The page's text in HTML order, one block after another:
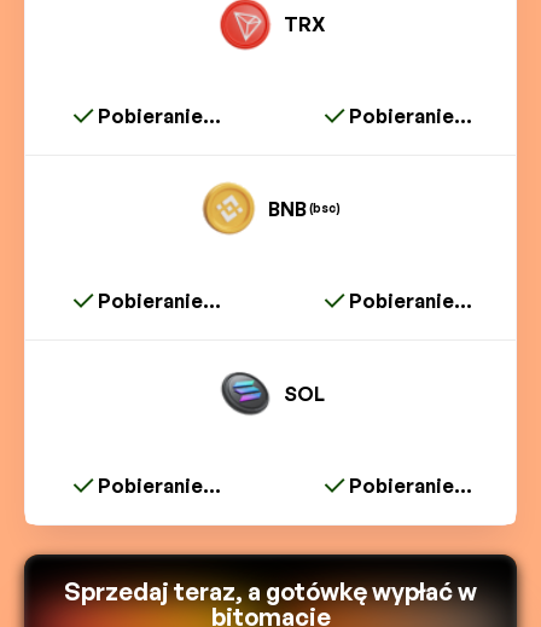
TRX
Pobieranie... Pobieranie...
BNB(bsc)
Pobieranie... Pobieranie...
SOL
Pobieranie... Pobieranie...
Sprzedaj teraz, a gotówkę wypłać w
bitomacie